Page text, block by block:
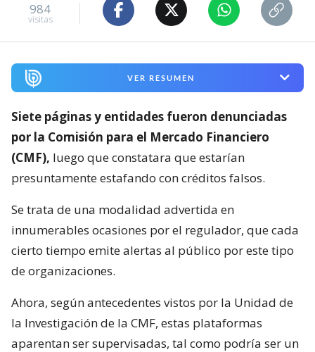
984
visitas
VER RESUMEN
Siete páginas y entidades fueron denunciadas
por la Comisión para el Mercado Financiero
(CMF), luego que constatara que estarían
presuntamente estafando con créditos falsos.
Se trata de una modalidad advertida en
innumerables ocasiones por el regulador, que cada
cierto tiempo emite alertas al público por este tipo
de organizaciones.
Ahora, según antecedentes vistos por la Unidad de
la Investigación de la CMF, estas plataformas
aparentan ser supervisadas, tal como podría ser un